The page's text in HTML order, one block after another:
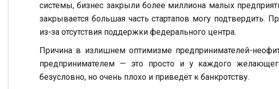
системы, бизнес закрыли более миллиона малых
закрывается большая часть стартапов могу подтвердить.
из-за отсутствия поддержки федерального центра.
Причина в излишнем оптимизме предпринимателей-
предпринимателем — это просто и у каждого
безусловно, но очень плохо и приведёт к банкротству.